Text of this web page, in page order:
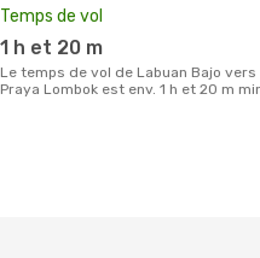
Temps de vol
1 h et 20 m
Le temps de vol de Labuan Bajo vers
Praya Lombok est env. 1 h et 20 m